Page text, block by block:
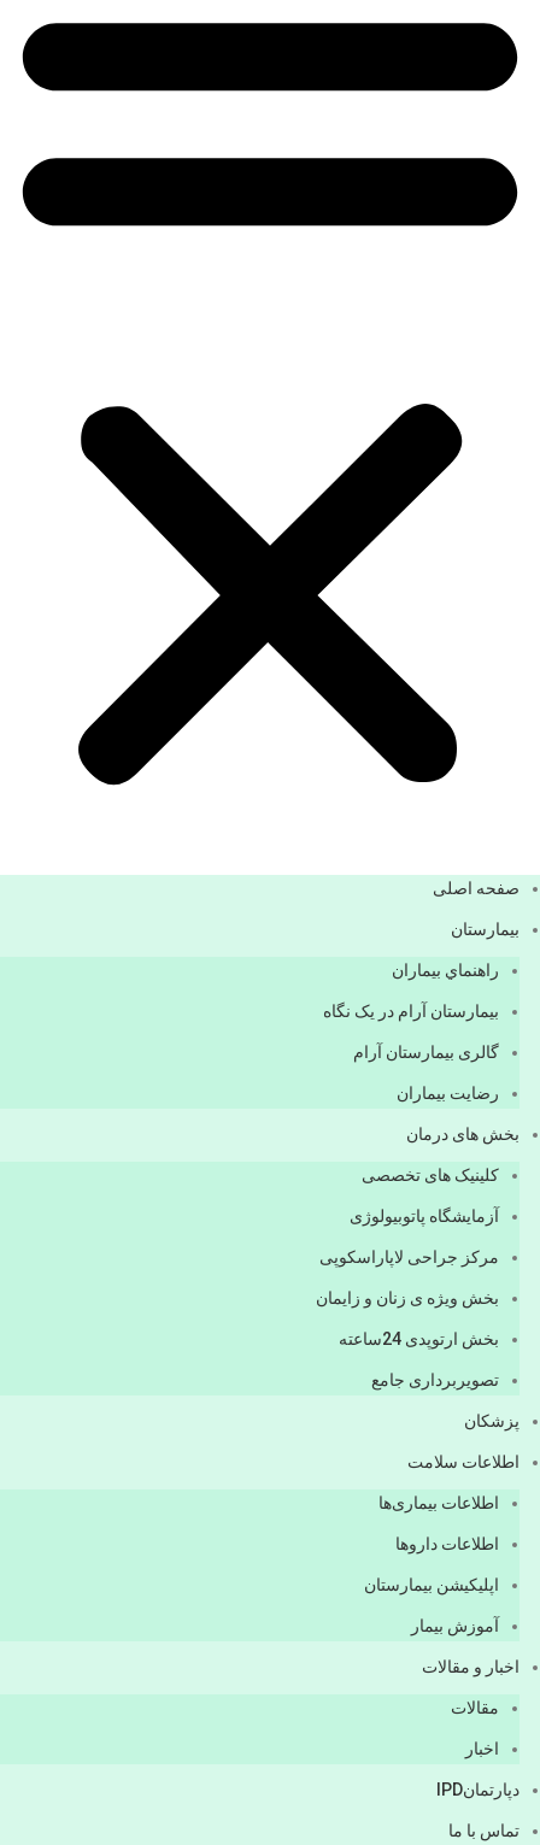
صفحه اصلی
بيمارستان
راهنماي بیماران
بیمارستان آرام در یک نگاه
گالری بیمارستان آرام
رضایت بیماران
بخش های درمان
کلینیک های تخصصی
آزمایشگاه پاتوبیولوژی
مرکز جراحی لاپاراسکوپی
بخش ویژه ی زنان و زایمان
بخش ارتوپدی 24ساعته
تصویربرداری جامع
پزشكان
اطلاعات سلامت
اطلاعات بیماری‌ها
اطلاعات دارو‌ها
اپليكيشن بيمارستان
آموزش بیمار
اخبار و مقالات
مقالات
اخبار
دپارتمانIPD
تماس با ما